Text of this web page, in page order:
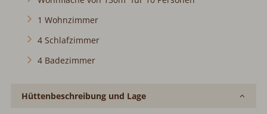
1 Wohnzimmer
4 Schlafzimmer
4 Badezimmer